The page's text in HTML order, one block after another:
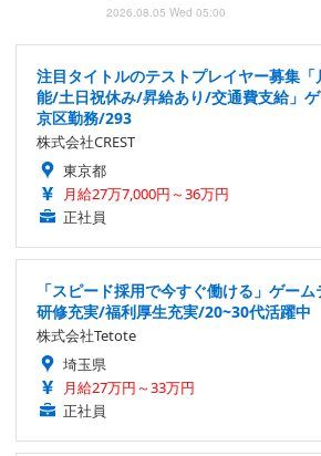
2026.08.05 Wed 05:00
注目タイトルのテストプレイヤー募集
能/土日祝休み/昇給あり/交通費支給」
京区勤務/293
株式会社CREST
東京都
月給27万7,000円～36万円
正社員
「スピード採用で今すぐ働ける」ゲー
研修充実/福利厚生充実/20~30代活躍中
株式会社Tetote
埼玉県
月給27万円～33万円
正社員